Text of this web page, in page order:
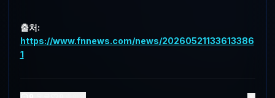
출처:
https://www.fnnews.com/news/20260521133613386
1